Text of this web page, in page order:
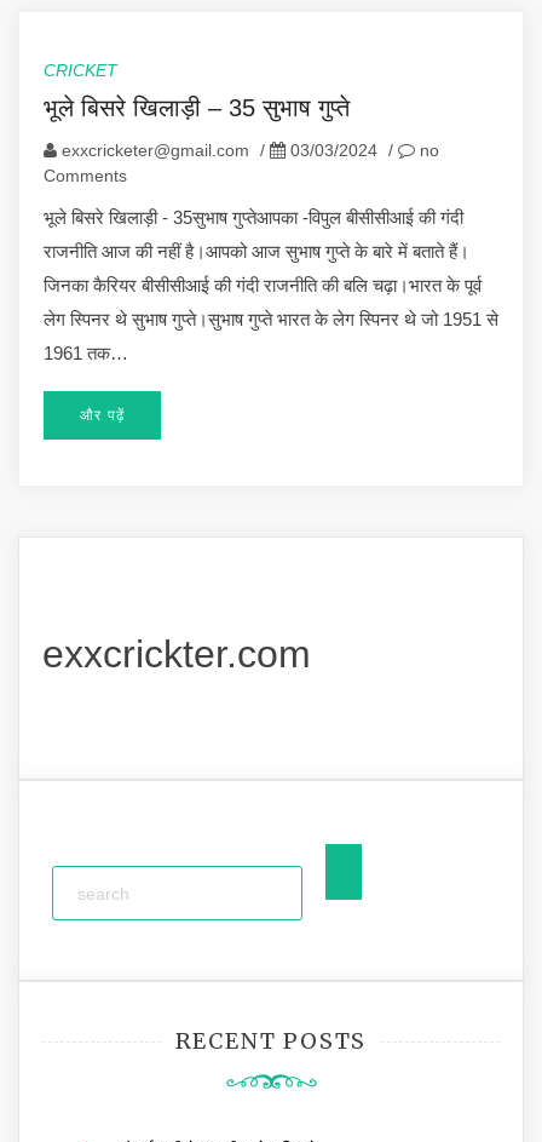
CRICKET
भूले बिसरे खिलाड़ी – 35 सुभाष गुप्ते
exxcricketer@gmail.com / 03/03/2024 /
no
Comments
भूले बिसरे खिलाड़ी - 35सुभाष गुप्तेआपका -विपुल बीसीसीआई की गंदी
राजनीति आज की नहीं है।आपको आज सुभाष गुप्ते के बारे में बताते हैं।
जिनका कैरियर बीसीसीआई की गंदी राजनीति की बलि चढ़ा।भारत के पूर्व
लेग स्पिनर थे सुभाष गुप्ते।सुभाष गुप्ते भारत के लेग स्पिनर थे जो 1951 से
1961 तक…
और पढ़ें
exxcrickter.com
RECENT POSTS